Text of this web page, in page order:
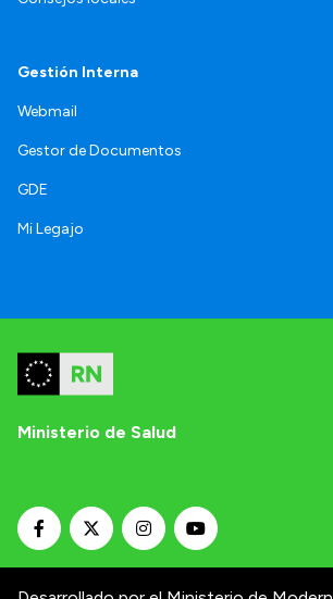
Gestión Interna
Webmail
Gestor de Documentos
GDE
Mi Legajo
Ministerio de Salud